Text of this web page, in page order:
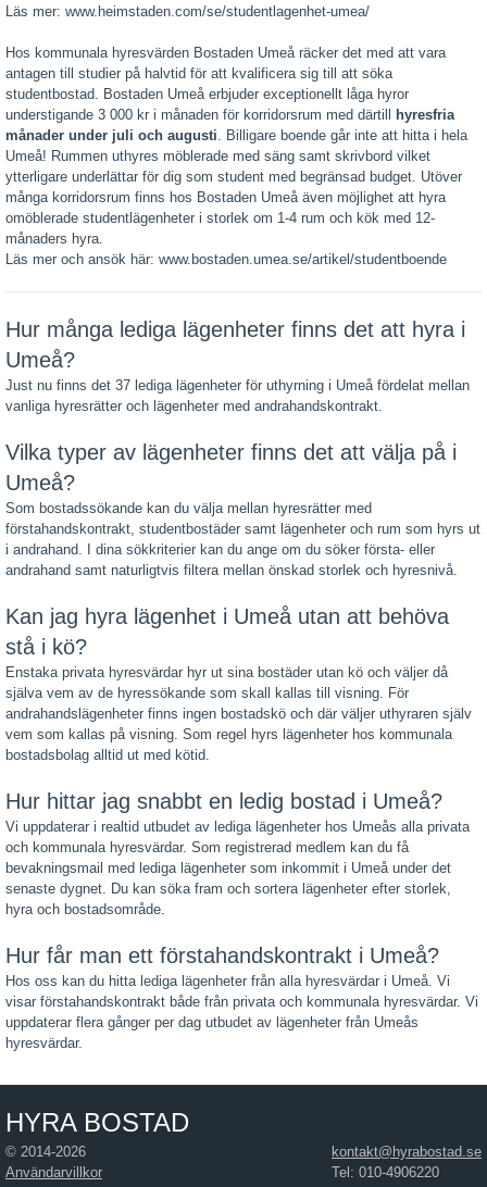
Läs mer: www.heimstaden.com/se/studentlagenhet-umea/
Hos kommunala hyresvärden Bostaden Umeå räcker det med att vara
antagen till studier på halvtid för att kvalificera sig till att söka
studentbostad. Bostaden Umeå erbjuder exceptionellt låga hyror
understigande 3 000 kr i månaden för korridorsrum med därtill
hyresfria
månader under juli och augusti. Billigare boende går inte att hitta i hela
Umeå! Rummen uthyres möblerade med säng samt skrivbord vilket
ytterligare underlättar för dig som student med begränsad budget. Utöver
många korridorsrum finns hos Bostaden Umeå även möjlighet att hyra
omöblerade studentlägenheter i storlek om 1-4 rum och kök med 12-
månaders hyra.
Läs mer och ansök här: www.bostaden.umea.se/artikel/studentboende
Hur många lediga lägenheter finns det att hyra i
Umeå?
Just nu finns det 37 lediga lägenheter för uthyrning i Umeå fördelat mellan
vanliga hyresrätter och lägenheter med andrahandskontrakt.
Vilka typer av lägenheter finns det att välja på i
Umeå?
Som bostadssökande kan du välja mellan hyresrätter med
förstahandskontrakt, studentbostäder samt lägenheter och rum som hyrs ut
i andrahand. I dina sökkriterier kan du ange om du söker första- eller
andrahand samt naturligtvis filtera mellan önskad storlek och hyresnivå.
Kan jag hyra lägenhet i Umeå utan att behöva
stå i kö?
Enstaka privata hyresvärdar hyr ut sina bostäder utan kö och väljer då
själva vem av de hyressökande som skall kallas till visning. För
andrahandslägenheter finns ingen bostadskö och där väljer uthyraren själv
vem som kallas på visning. Som regel hyrs lägenheter hos kommunala
bostadsbolag alltid ut med kötid.
Hur hittar jag snabbt en ledig bostad i Umeå?
Vi uppdaterar i realtid utbudet av lediga lägenheter hos Umeås alla privata
och kommunala hyresvärdar. Som registrerad medlem kan du få
bevakningsmail med lediga lägenheter som inkommit i Umeå under det
senaste dygnet. Du kan söka fram och sortera lägenheter efter storlek,
hyra och bostadsområde.
Hur får man ett förstahandskontrakt i Umeå?
Hos oss kan du hitta lediga lägenheter från alla hyresvärdar i Umeå. Vi
visar förstahandskontrakt både från privata och kommunala hyresvärdar. Vi
uppdaterar flera gånger per dag utbudet av lägenheter från Umeås
hyresvärdar.
HYRA BOSTAD
kontakt@hyrabostad.se
Tel: 010-4906220
© 2014-2026
Användarvillkor